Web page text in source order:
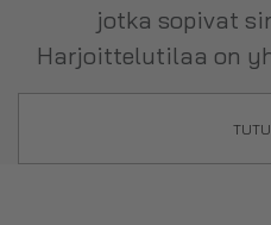
jotka sopivat
Harjoittelutilaa on